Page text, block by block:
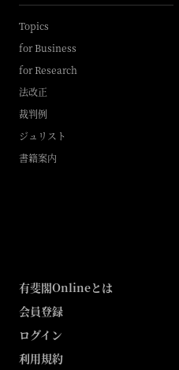
Topics
for Business
for Research
法改正
裁判例
ジュリスト
書籍案内
有斐閣Onlineとは
会員登録
ログイン
利用規約